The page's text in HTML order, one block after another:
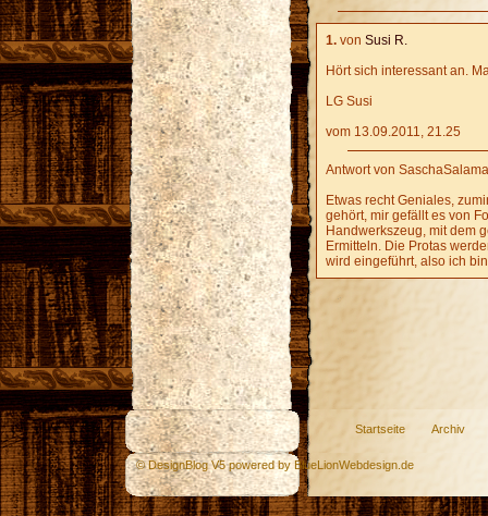
1. von Susi R.
Hört sich interessant an.
LG Susi
vom 13.09.2011, 21.25
Antwort von
Etwas recht Geniales,
gehört, mir gefällt es von
Handwerkszeug, mit dem
Ermitteln. Die Protas
wird eingeführt, also ich
Startseite Archiv
© DesignBlog V5 powered by BlueLionWebdesign.de